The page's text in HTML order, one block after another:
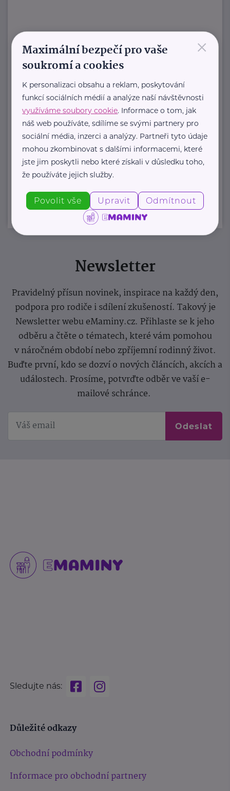
zdravotnické pomůcky a hygienická
řešení s dlouholetou tradicí.
Zaměřuje ...
https://hartmanndirect.com/cs-cz
+420 800 100 150
info@hartmanndirect.cz
Zobrazit přehled společností
Newsletter
Pravidelný přísun novinek, inspirace na každý den,
podpora pro rodiče i sdílení zkušeností. Takový je
Newsletter webu eMaminy.cz. Přihlaste se k jeho
odběru a čtěte o tématech, které vám pomohou
v náročném období nebo zpříjemní rodinný život.
Buďte první, kdo se dozví o nových článcích, akcích a
událostech. Prosíme, potvrďte odběr ve vaší e-
mailové schránce.
Odeslat
Sledujte nás:
Důležité odkazy
Obchodní podmínky
Informace pro obchodní partnery
×
Maximální bezpečí pro vaše
soukromí a cookies
K personalizaci obsahu a reklam, poskytování
funkcí sociálních médií a analýze naší návštěvnosti
využíváme soubory cookie. Informace o tom, jak
náš web používáte, sdílíme se svými partnery pro
sociální média, inzerci a analýzy. Partneři tyto údaje
mohou zkombinovat s dalšími informacemi, které
jste jim poskytli nebo které získali v důsledku toho,
že používáte jejich služby.
Povolit vše Upravit Odmítnout